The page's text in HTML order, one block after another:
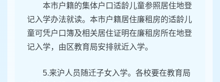
本市户籍的集体户口适龄儿童参照居住地登
记入学办法就读。本市户籍居住廉租房的适龄儿
童可凭户口簿及相关居住证明在廉租房所在地登
记入学，由区教育局安排就近入学。
5.来沪人员随迁子女入学。各校要在教育局